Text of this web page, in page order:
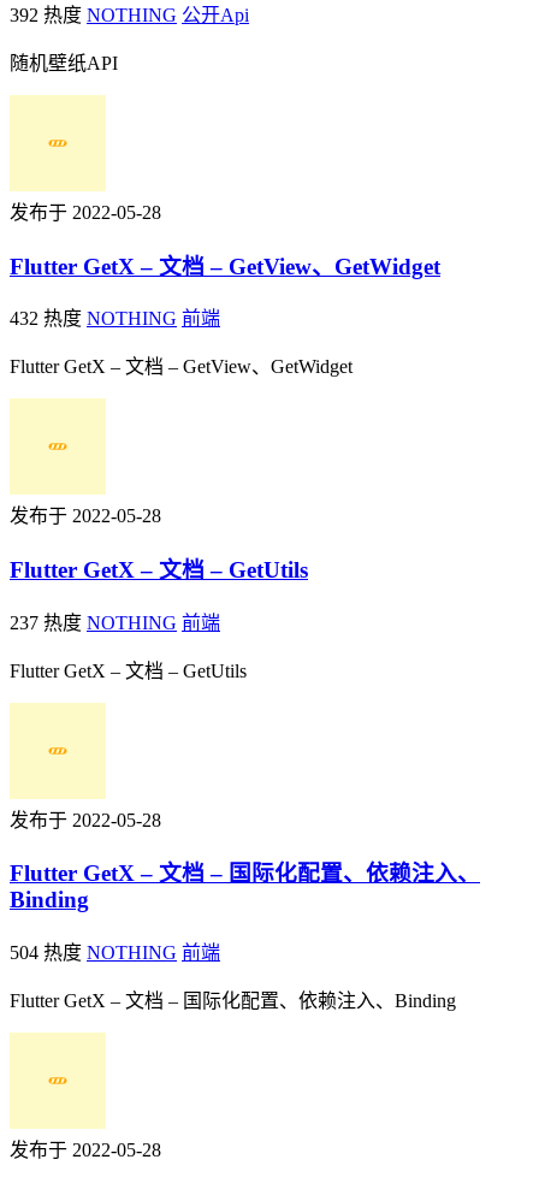
392 热度 NOTHING 公开Api
随机壁纸API
发布于 2022-05-28
Flutter GetX – 文档 – GetView、GetWidget
432 热度 NOTHING 前端
Flutter GetX – 文档 – GetView、GetWidget
发布于 2022-05-28
Flutter GetX – 文档 – GetUtils
237 热度 NOTHING 前端
Flutter GetX – 文档 – GetUtils
发布于 2022-05-28
Flutter GetX – 文档 – 国际化配置、依赖注入、
Binding
504 热度 NOTHING 前端
Flutter GetX – 文档 – 国际化配置、依赖注入、Binding
发布于 2022-05-28